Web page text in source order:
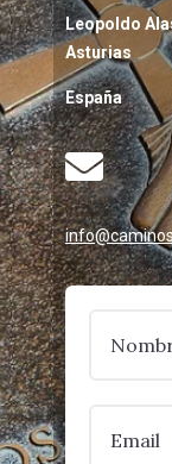
Leopoldo
Asturias
España
